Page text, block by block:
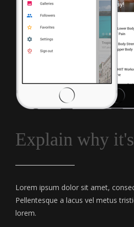
Explain why
Lorem ipsum dolor sit amet,
Pellentesque a lacus vel metus
lorem.